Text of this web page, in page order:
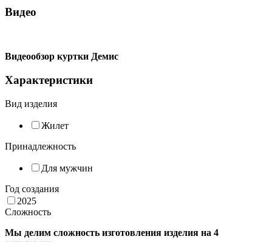
Видео
Видеообзор куртки Демис
Характеристики
Вид изделия
Жилет
Принадлежность
Для мужчин
Год создания
2025
Сложность
Мы делим сложность изготовления изделия на 4